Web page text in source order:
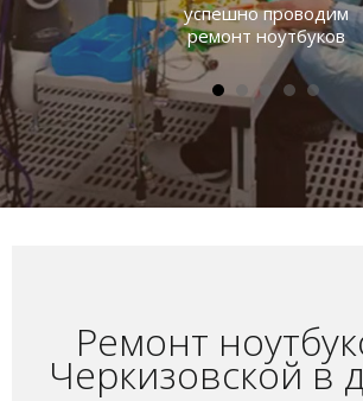
успешно проводим
ремонт ноутбуков
Ремонт
Черкизовской в